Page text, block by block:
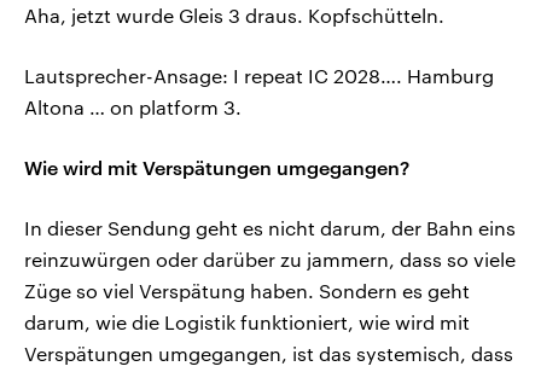
Aha, jetzt wurde Gleis 3 draus. Kopfschütteln.
Lautsprecher-Ansage: I repeat IC 2028…. Hamburg
Altona … on platform 3.
Wie wird mit Verspätungen umgegangen?
In dieser Sendung geht es nicht darum, der Bahn eins
reinzuwürgen oder darüber zu jammern, dass so viele
Züge so viel Verspätung haben. Sondern es geht
darum, wie die Logistik funktioniert, wie wird mit
Verspätungen umgegangen, ist das systemisch, dass